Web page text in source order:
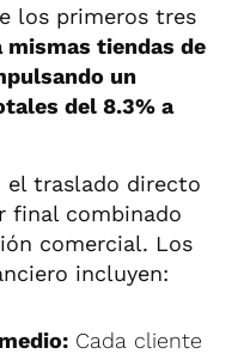
los primeros tres
mismas tiendas de
un
del 8.3% a
el traslado directo
final combinado
comercial. Los
incluyen:
Cada cliente